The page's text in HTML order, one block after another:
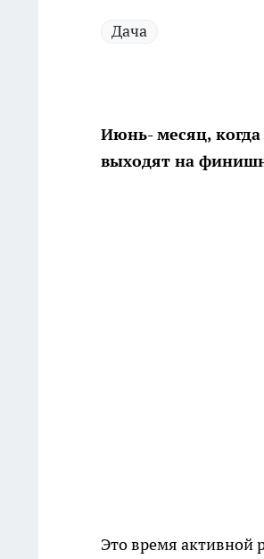
Дача
Июнь- месяц, когда
выходят на
Это время активной